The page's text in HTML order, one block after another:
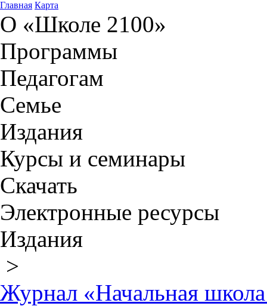
Главная Карта
О «Школе 2100»
Программы
Педагогам
Семье
Издания
Курсы и семинары
Скачать
Электронные ресурсы
Издания
>
Журнал «Начальная